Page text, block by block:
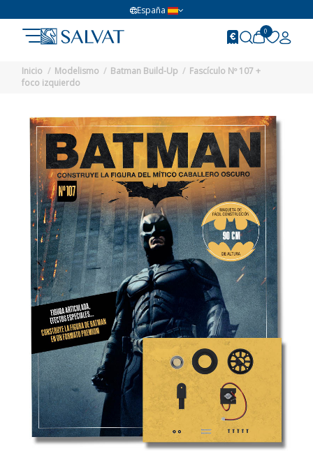
España
0
Inicio Modelismo Batman Build-Up
Fascículo Nº 107 +
foco izquierdo